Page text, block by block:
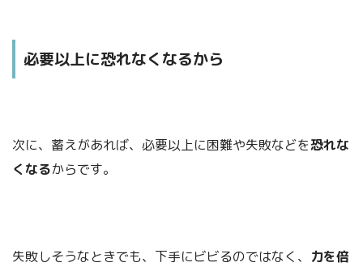
必要以上に恐れなくなるから
次に、蓄えがあれば、必要以上に困難や失敗などを恐れな
くなるからです。
失敗しそうなときでも、下手にビビるのではなく、 力を倍